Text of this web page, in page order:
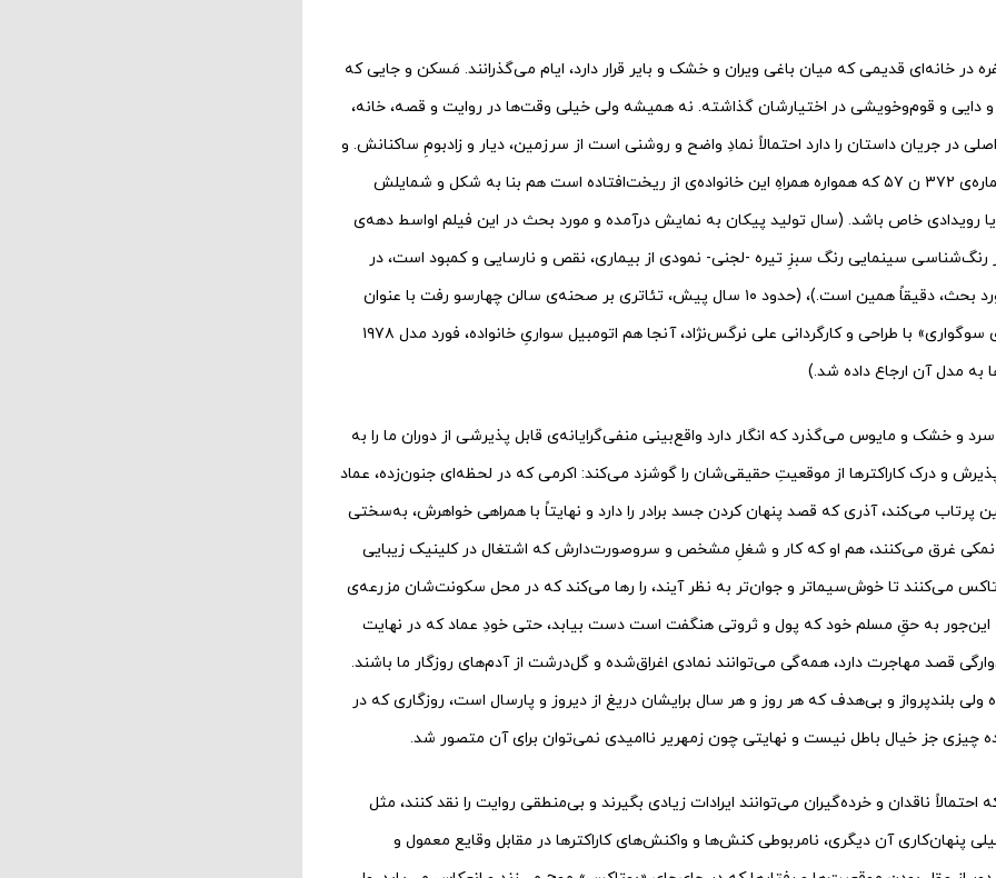
در خانه‌ا‌ی قدیمی که میان باغی ویران و خشک و بایر قرار دارد، ایام می‌گذرانند. مَسکن و جایی که
و قوم‌وخویشی در اختیارشان گذاشته. نه همیشه ولی خیلی وقت‌ها در روایت و قصه، خانه،
در جریان داستان را دارد احتمالاً نمادِ واضح و روشنی است از سرزمین، دیار و زادبومِ ساکنانش. و
آن پیکان استیشن با شماره‌ی ۳۷۲ ن ۵۷ که همواره همراهِ این خانواده‌ی از ریخت‌افتاده است هم بنا به شکل و شمایلش
یا رویدادی خاص باشد. (سال تولید پیکان به نمایش درآمده و مورد بحث در این فیلم اواسط دهه‌ی
سینمایی رنگ سبزِ تیره -لجنی- نمودی از بیماری، نقص و نارسایی و کمبود است، در
اینجا هم رنگ اتومبیلِ مورد بحث، دقیقاً همین است.)، (حدود ۱۰ سال پیش، تئاتری بر صحنه‌ی سالن چهارسو رفت با عنوان
«جیره‌بندی پرِ خروس برای سوگواری» با طراحی و کارگردانی علی نرگس‌نژاد، آنجا هم اتومبیل سواریِ خانواده، فورد مدل ۱۹۷۸
به مدل آن ارجاع داده شد.)
و خشک و مایوس می‌گذرد که انگار دارد واقع‌بینی منفی‌گرایانه‌‌ی قابل پذیرشی از دوران ما را به
و درک کاراکترها از موقعیتِ حقیقی‌شان را گوشزد می‌کند: اکرمی که در لحظه‌ای جنون‌زده، عماد
پرتاب می‌کند، آذری که قصد پنهان کردن جسد برادر را دارد و نهایتاً با همراهی خواهرش، به‌سختی
نمکی غرق می‌کنند، هم او که کار و شغلِ مشخص و سروصورت‌دارش که اشتغال در کلینیک زیبایی
می‌کنند تا خوش‌سیماتر و جوان‌تر به نظر آیند، را رها می‌کند که در محل سکونت‌شان مزرعه‌ی
این‌جور به حقِ مسلم خود که پول و ثروتی هنگفت است دست بیابد، حتی خودِ عماد که در نهایت
قصد مهاجرت دارد، همه‌گی می‌توانند نمادی اغراق‌شده و گل‌درشت از آدم‌های روزگار ما باشند.
ولی بلندپرواز و بی‌هدف که هر روز و هر سال برایشان دریغ از دیروز و پارسال است، روزگاری که در
چیزی جز خیال باطل نیست و نهایتی چون زمهریر ناامیدی نمی‌توان برای آن متصور شد.
احتمالاً ناقدان و خرده‌گیران می‌توانند ایرادات زیادی بگیرند و بی‌منطقی روایت را نقد کنند، مثل
پنهان‌کاری آن دیگری، نامربوطی کنش‌ها و واکنش‌های کاراکترها در مقابل وقایع معمول و